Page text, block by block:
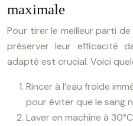
maximale
Pour tirer le meilleur parti
préserver leur efficacité
adapté est crucial. Voici
Rincer à l’eau froide
pour éviter que le sang
Laver en machine à